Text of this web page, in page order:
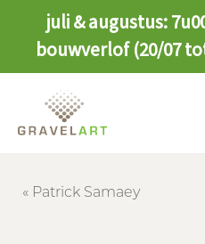
juli & augustus:
bouwverlof (20/07
« Patrick Samaey